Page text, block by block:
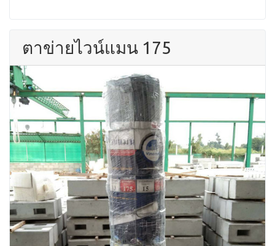
ตาข่ายไวน์แมน 175